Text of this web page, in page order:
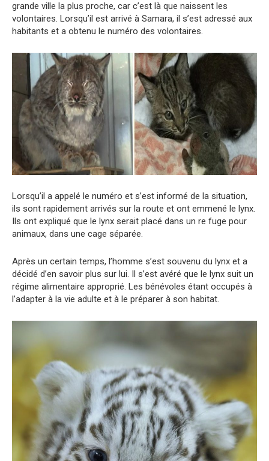
grande ville la plus proche, car c’est là que naissent les
volontaires. Lorsqu’il est arrivé à Samara, il s’est adressé aux
habitants et a obtenu le numéro des volontaires.
Lorsqu’il a appelé le numéro et s’est informé de la situation,
ils sont rapidement arrivés sur la route et ont emmené le lynx.
Ils ont expliqué que le lynx serait placé dans un re fuge pour
animaux, dans une cage séparée.
Après un certain temps, l’homme s’est souvenu du lynx et a
décidé d’en savoir plus sur lui. Il s’est avéré que le lynx suit un
régime alimentaire approprié. Les bénévoles étant occupés à
l’adapter à la vie adulte et à le préparer à son habitat.